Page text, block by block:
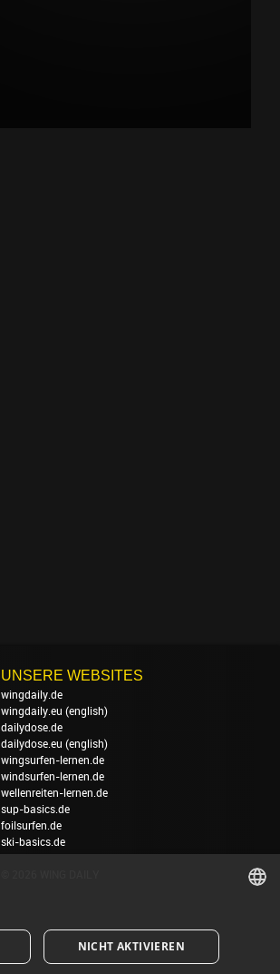
UNSERE WEBSITES
wingdaily.de
wingdaily.eu (english)
dailydose.de
dailydose.eu (english)
wingsurfen-lernen.de
windsurfen-lernen.de
wellenreiten-lernen.de
sup-basics.de
foilsurfen.de
ski-basics.de
ENGLISH
NICHT AKTIVIEREN